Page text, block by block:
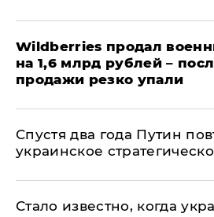
​Wildberries продал
на 1,6 млрд рублей –
продажи резко упали
Спустя два года Путин
украинское
Стало известно, когда